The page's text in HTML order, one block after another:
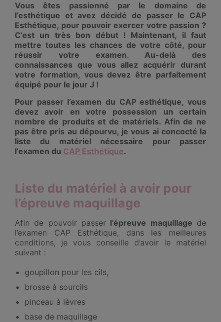
Vous êtes passionné par le domaine de
l’esthétique et avez décidé de passer le CAP
Esthétique, pour pouvoir exercer votre passion ?
C’est un très bon début ! Maintenant, il faut
mettre toutes les chances de votre côté, pour
réussir votre examen. Au-delà des
connaissances que vous allez acquérir durant
votre formation, vous devez être parfaitement
équipé pour le jour J !
Pour passer l’examen du CAP esthétique, vous
devez avoir en votre possession un certain
nombre de produits et de matériels. Afin de ne
pas être pris au dépourvu, je vous ai concocté la
liste du matériel nécessaire pour passer
l’examen du CAP Esthétique.
Liste du matériel à avoir pour
l’épreuve maquillage
Afin de pouvoir passer l’épreuve maquillage de
l’examen CAP Esthétique, dans les meilleures
conditions, je vous conseille d’avoir le matériel
suivant :
goupillon pour les cils,
brosse à sourcils
pinceau à lèvres
base de maquillage